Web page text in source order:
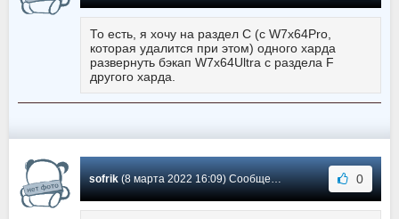
То есть, я хочу на раздел С (с W7x64Pro,
которая удалится при этом) одного харда
развернуть бэкап W7x64Ultra с раздела F
другого харда.
sofrik(8 марта 2022 16:09) Сообщение #487 0